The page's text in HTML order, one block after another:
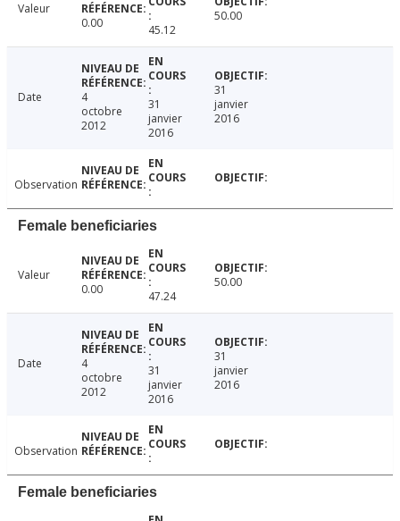
Valeur
0.00
45.12
50.00
Date
4
octobre
2012
31
janvier
2016
31
janvier
2016
Observation
Female beneficiaries
Valeur
0.00
47.24
50.00
Date
4
octobre
2012
31
janvier
2016
31
janvier
2016
Observation
Female beneficiaries